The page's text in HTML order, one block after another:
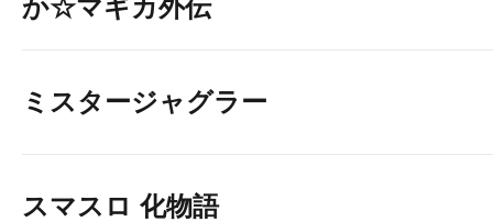
か☆マギカ外伝
ミスタージャグラー
スマスロ 化物語